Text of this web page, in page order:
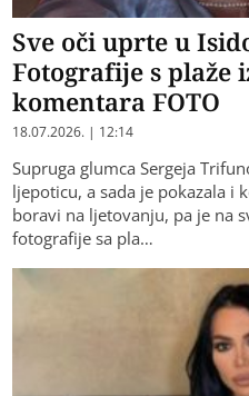
Sve oči uprte u
Fotografije s plaže
komentara FOTO
18.07.2026. | 12:14
Supruga glumca Sergeja
ljepoticu, a sada je pokazala i
boravi na ljetovanju, pa je na
fotografije sa pla…